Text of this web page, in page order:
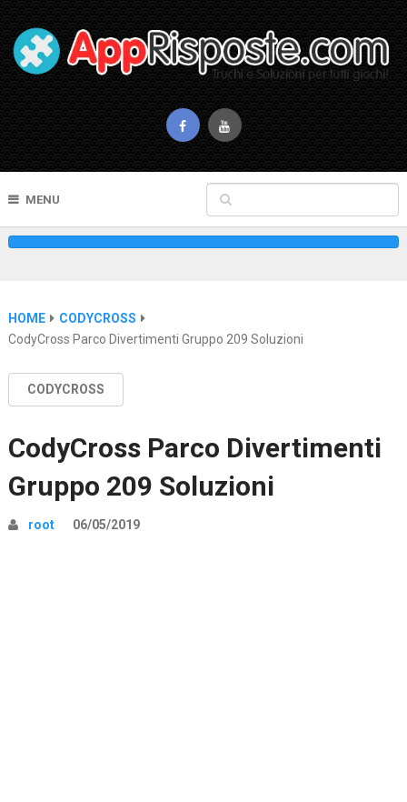
MENU
HOME
CODYCROSS
CodyCross Parco Divertimenti Gruppo 209 Soluzioni
CODYCROSS
CodyCross Parco Divertimenti
Gruppo 209 Soluzioni
root 06/05/2019